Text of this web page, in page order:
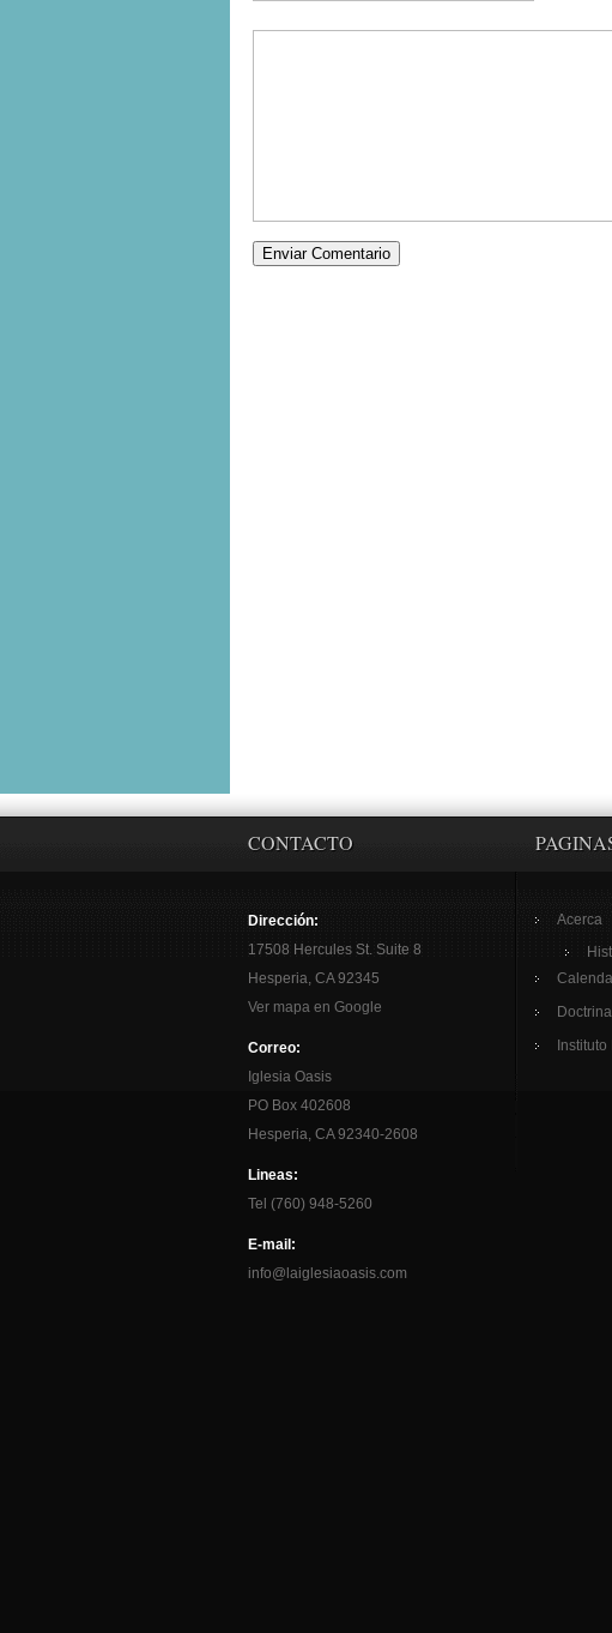
CONTACTO
Dirección:
17508 Hercules St. Suite 8
Hesperia, CA 92345
Ver mapa en Google
Correo:
Iglesia Oasis
PO Box 402608
Hesperia, CA 92340-2608
Lineas:
Tel (760) 948-5260
E-mail:
info@laiglesiaoasis.com
Acerca
Doctrina